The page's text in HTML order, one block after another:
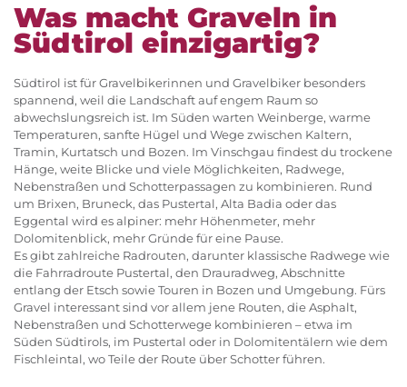
Was macht Graveln in
Südtirol einzigartig?
Südtirol ist für Gravelbikerinnen und Gravelbiker besonders
spannend, weil die Landschaft auf engem Raum so
abwechslungsreich ist. Im Süden warten Weinberge, warme
Temperaturen, sanfte Hügel und Wege zwischen Kaltern,
Tramin, Kurtatsch und Bozen. Im Vinschgau findest du trockene
Hänge, weite Blicke und viele Möglichkeiten, Radwege,
Nebenstraßen und Schotterpassagen zu kombinieren. Rund
um Brixen, Bruneck, das Pustertal, Alta Badia oder das
Eggental wird es alpiner: mehr Höhenmeter, mehr
Dolomitenblick, mehr Gründe für eine Pause.
Es gibt zahlreiche Radrouten, darunter klassische Radwege wie
die Fahrradroute Pustertal, den Drauradweg, Abschnitte
entlang der Etsch sowie Touren in Bozen und Umgebung. Fürs
Gravel interessant sind vor allem jene Routen, die Asphalt,
Nebenstraßen und Schotterwege kombinieren – etwa im
Süden Südtirols, im Pustertal oder in Dolomitentälern wie dem
Fischleintal, wo Teile der Route über Schotter führen.